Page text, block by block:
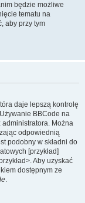
będzie możliwe
tematu na
aby przy tym
daje lepszą kontrolę
BBCode na
Można
odpowiednią
podobny w składni do
[przykład]
Aby uzyskać
dostępnym ze
.